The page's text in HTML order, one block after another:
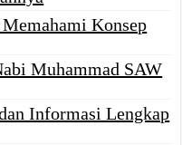
Konsep
Muhammad SAW
Informasi Lengkap